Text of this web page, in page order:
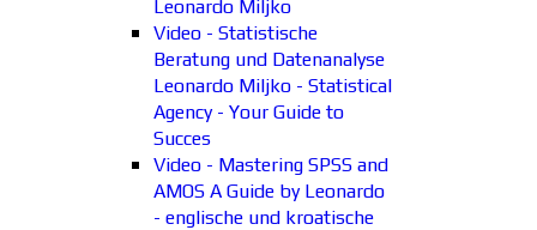
Leonardo Miljko
Video - Statistische
Beratung und Datenanalyse
Leonardo Miljko - Statistical
Agency - Your Guide to
Succes
Video - Mastering SPSS and
AMOS A Guide by Leonardo
- englische und kroatische